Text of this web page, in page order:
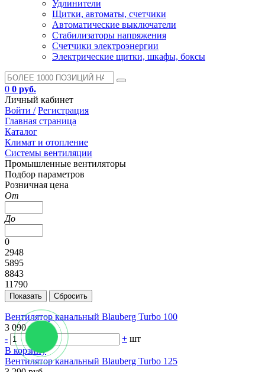
Удлинители
Щитки, автоматы, счетчики
Автоматические выключатели
Стабилизаторы напряжения
Счетчики электроэнергии
Электрические щитки, шкафы, боксы
0 0 руб.
Личный кабинет
Войти / Регистрация
Главная страница
Каталог
Климат и отопление
Системы вентиляции
Промышленные вентиляторы
Подбор параметров
Розничная цена
От
До
0
2948
5895
8843
11790
Вентилятор канальный Blauberg Turbo 100
3 090 руб.
-
+ шт
В корзину
Вентилятор канальный Blauberg Turbo 125